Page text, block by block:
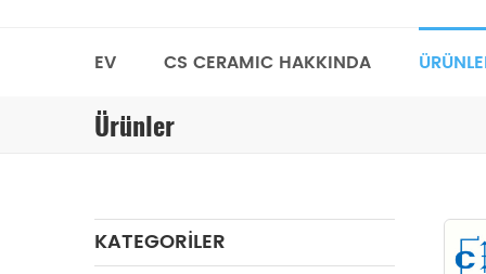
EV CS CERAMIC HAKKINDA
Ürünler
KATEGORILER